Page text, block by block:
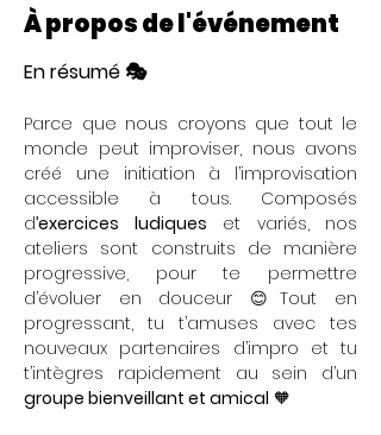
À propos de l'événement
En résumé 🎭
Parce que nous croyons que tout le
monde peut improviser, nous avons
créé une initiation à l’improvisation
accessible à tous. Composés
d’exercices ludiques et variés, nos
ateliers sont construits de manière
progressive, pour te permettre
d’évoluer en douceur 😊Tout en
progressant, tu t’amuses avec tes
nouveaux partenaires d’impro et tu
groupe bienveillant et amical 🧡